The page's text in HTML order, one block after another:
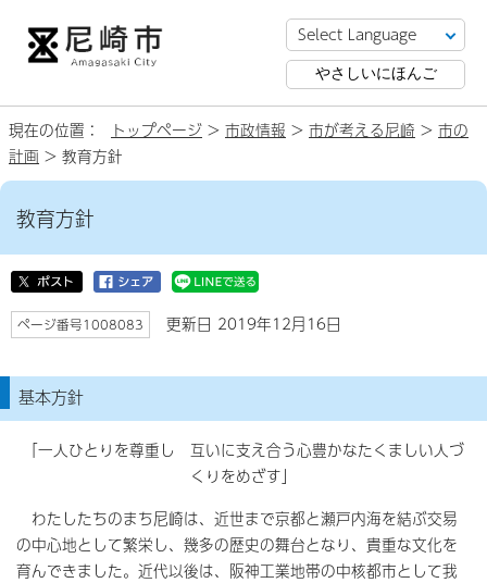
やさしいにほんご
現在の位置： トップページ > 市政情報 > 市が考える尼崎 > 市の
計画 > 教育方針
教育方針
ページ番号1008083 更新日 2019年12月16日
基本方針
「一人ひとりを尊重し 互いに支え合う心豊かなたくましい人づ
くりをめざす」
わたしたちのまち尼崎は、近世まで京都と瀬戸内海を結ぶ交易
の中心地として繁栄し、幾多の歴史の舞台となり、貴重な文化を
育んできました。近代以後は、阪神工業地帯の中核都市として我